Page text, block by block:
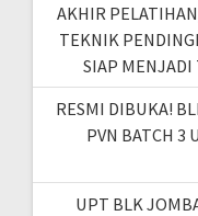
AKHIR
TEKNIK
SIAP MENJADI
RESMI DIBUKA!
PVN BATCH 3
UPT BLK